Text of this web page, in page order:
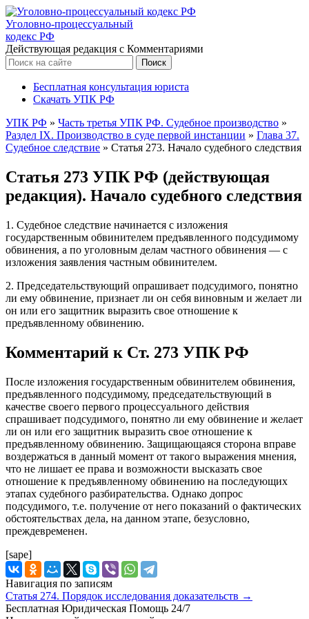
Уголовно-процессуальный
кодекс РФ
Действующая редакция с Комментариями
Бесплатная консультация юриста
Скачать УПК РФ
УПК РФ » Часть третья УПК РФ. Судебное производство »
Раздел IX. Производство в суде первой инстанции » Глава 37.
Судебное следствие » Статья 273. Начало судебного следствия
Статья 273 УПК РФ (действующая
редакция). Начало судебного следствия
1. Судебное следствие начинается с изложения
государственным обвинителем предъявленного подсудимому
обвинения, а по уголовным делам частного обвинения — с
изложения заявления частным обвинителем.
2. Председательствующий опрашивает подсудимого, понятно
ли ему обвинение, признает ли он себя виновным и желает ли
он или его защитник выразить свое отношение к
предъявленному обвинению.
Комментарий к Ст. 273 УПК РФ
После изложения государственным обвинителем обвинения,
предъявленного подсудимому, председательствующий в
качестве своего первого процессуального действия
спрашивает подсудимого, понятно ли ему обвинение и желает
ли он или его защитник выразить свое отношение к
предъявленному обвинению. Защищающаяся сторона вправе
воздержаться в данный момент от такого выражения мнения,
что не лишает ее права и возможности высказать свое
отношение к предъявленному обвинению на последующих
этапах судебного разбирательства. Однако допрос
подсудимого, т.е. получение от него показаний о фактических
обстоятельствах дела, на данном этапе, безусловно,
преждевременен.
[sape]
Навигация по записям
Статья 274. Порядок исследования доказательств →
Бесплатная Юридическая Помощь 24/7